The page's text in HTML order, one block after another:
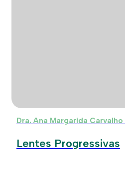
Dra. Ana Margarida Carvalho |
Lentes Progressivas